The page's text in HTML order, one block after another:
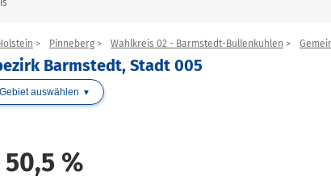
Pinneberg Wahlkreis 02 - Barmstedt-Bullenkuhlen
Barmstedt, Stadt 005
auswählen
50,5 %